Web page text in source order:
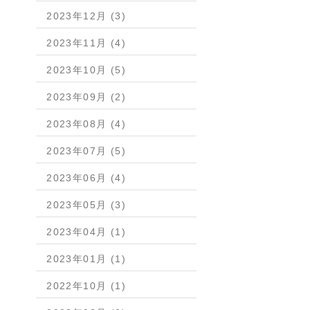
2023年12月 (3)
2023年11月 (4)
2023年10月 (5)
2023年09月 (2)
2023年08月 (4)
2023年07月 (5)
2023年06月 (4)
2023年05月 (3)
2023年04月 (1)
2023年01月 (1)
2022年10月 (1)